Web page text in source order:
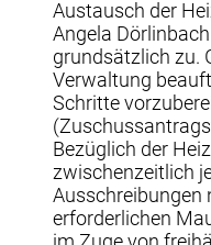
Austausch der
Angela
grundsätzlich zu.
Verwaltung
Schritte
Bezüglich der
zwischenzeitlich
Ausschreibungen
erforderlichen